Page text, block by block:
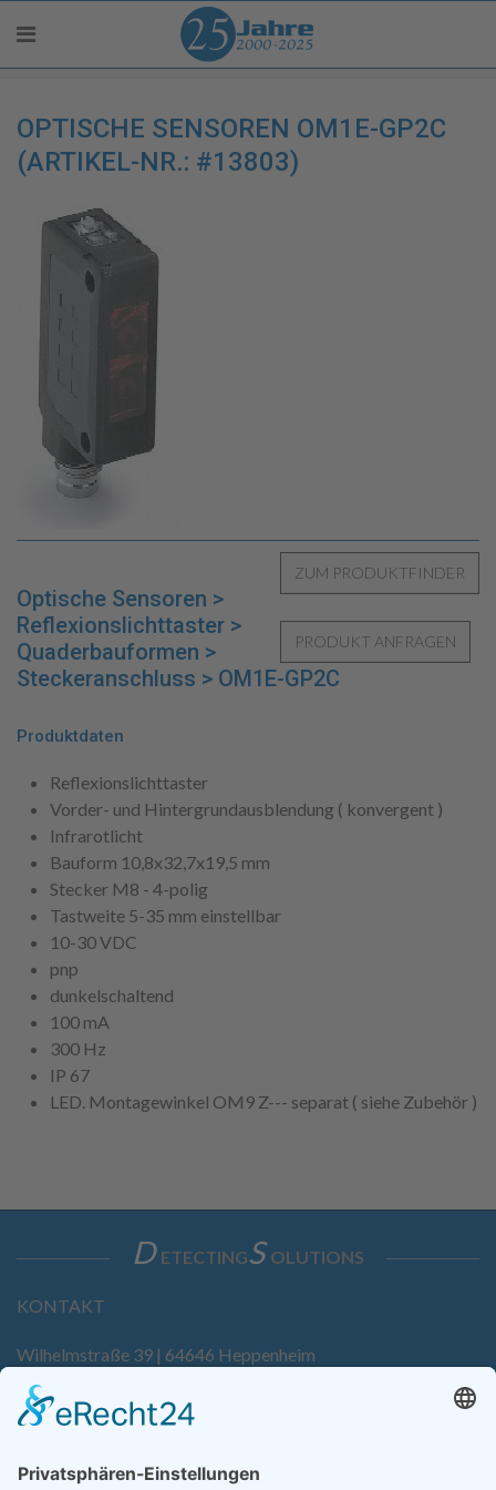
OPTISCHE SENSOREN OM1E-GP2C
(ARTIKEL-NR.: #13803)
Optische Sensoren >
Reflexionslichttaster >
Quaderbauformen >
Steckeranschluss > OM1E-GP2C
Produktdaten
Reflexionslichttaster
Vorder- und Hintergrundausblendung ( konvergent )
Infrarotlicht
Bauform 10,8x32,7x19,5 mm
Stecker M8 - 4-polig
Tastweite 5-35 mm einstellbar
10-30 VDC
pnp
dunkelschaltend
100 mA
300 Hz
IP 67
LED. Montagewinkel OM9 Z--- separat ( siehe Zubehör )
D ETECTINGS OLUTIONS
KONTAKT
Wilhelmstraße 39 | 64646 Heppenheim
Tel. +49 6252 94299-0
Fax +49 6252 94299-8